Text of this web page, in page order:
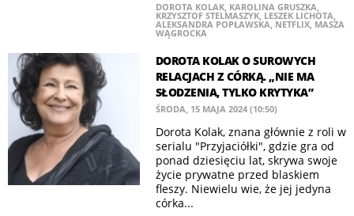
DOROTA KOLAK, KAROLINA GRUSZKA,
KRZYSZTOF STELMASZYK, LESZEK LICHOTA,
ALEKSANDRA POPŁAWSKA, NETFLIX, MASZA
WĄGROCKA
DOROTA KOLAK O SUROWYCH
RELACJACH Z CÓRKĄ. „NIE MA
SŁODZENIA, TYLKO KRYTYKA”
ŚRODA, 15 MAJA 2024 (10:50)
Dorota Kolak, znana głównie z roli w
serialu "Przyjaciółki", gdzie gra od
ponad dziesięciu lat, skrywa swoje
życie prywatne przed blaskiem
fleszy. Niewielu wie, że jej jedyna
córka...